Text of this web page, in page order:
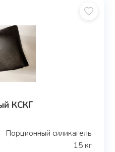
КСКГ
Порционный силикагель
15 кг